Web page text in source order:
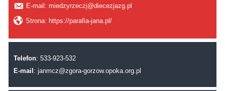
E-mail: miedzyrzeczj@diecezjazg.pl
Strona: https://parafia-jana.pl/
Telefon: 533-923-532
E-mail :janmcz@zgora-gorzow.opoka.org.pl